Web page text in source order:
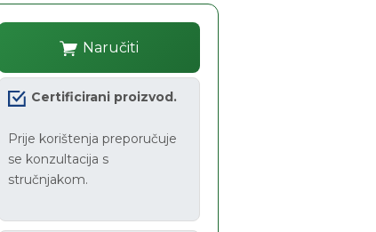
Naručiti
Certificirani proizvod.
Prije korištenja preporučuje
se konzultacija s
stručnjakom.